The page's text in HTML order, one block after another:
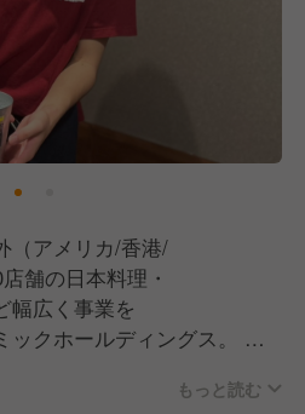
（アメリカ/香港/
舗の日本料理・
幅広く事業を
クホールディングス。
ド数は100ブランドを超え
もっと読む